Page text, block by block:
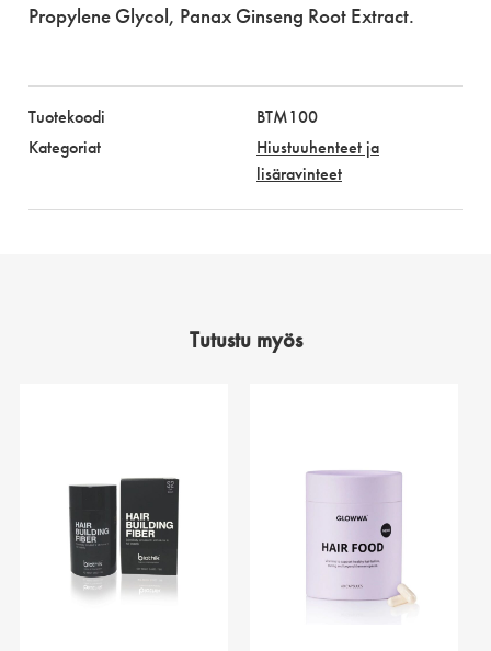
Propylene Glycol, Panax Ginseng Root Extract.
Tuotekoodi
BTM100
Kategoriat
Hiustuuhenteet ja
lisäravinteet
Tutustu myös